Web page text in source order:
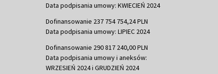
Data podpisania umowy: KWIECIEŃ 2024
Dofinansowanie 237 754 754,24 PLN
Data podpisania umowy: LIPIEC 2024
Dofinansowanie 290 817 240,00 PLN
Data podpisania umowy i aneksów:
WRZESIEŃ 2024 i GRUDZIEŃ 2024